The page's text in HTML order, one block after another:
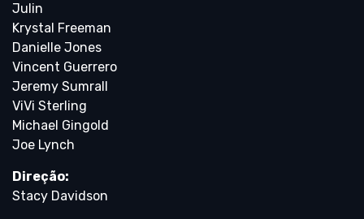
Julin
Krystal Freeman
Danielle Jones
Vincent Guerrero
Jeremy Sumrall
ViVi Sterling
Michael Gingold
Joe Lynch
Direção:
Stacy Davidson